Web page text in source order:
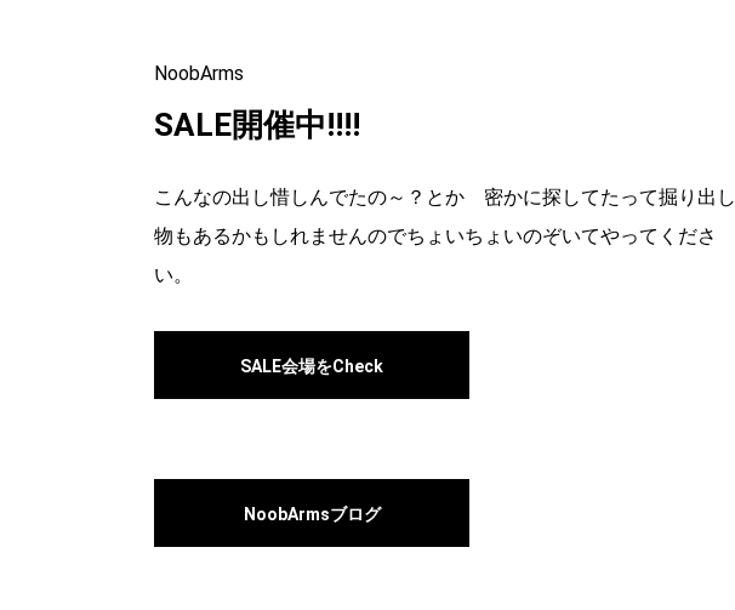
NoobArms
SALE開催中!!!!
こんなの出し惜しんでたの～？とか 密かに探してたって掘り出し
物もあるかもしれませんのでちょいちょいのぞいてやってくださ
い。
SALE会場をCheck
NoobArmsブログ